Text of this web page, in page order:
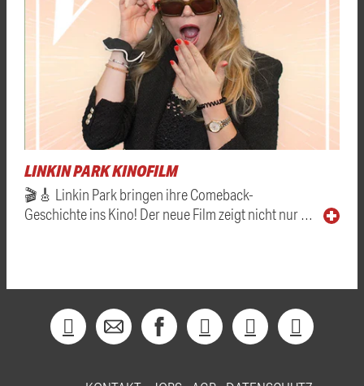
LINKIN PARK KINOFILM
🎬🎸 Linkin Park bringen ihre Comeback-
Geschichte ins Kino! Der neue Film zeigt nicht nur …